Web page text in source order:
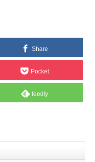
Share
Pocket
feedly